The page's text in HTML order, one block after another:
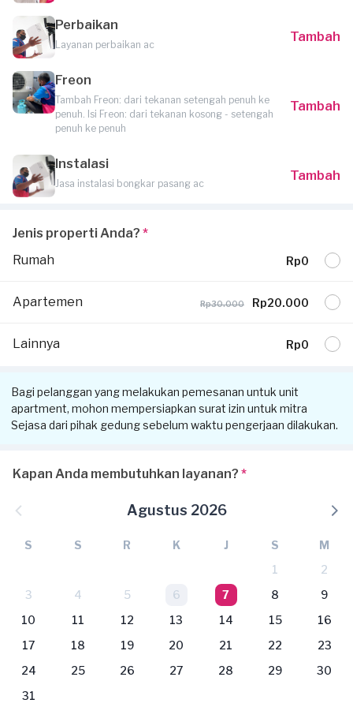
Perbaikan
Layanan perbaikan ac
Tambah
Freon
Tambah Freon: dari tekanan setengah penuh ke
penuh. Isi Freon: dari tekanan kosong - setengah
penuh ke penuh
Tambah
Instalasi
Jasa instalasi bongkar pasang ac
Tambah
Jenis properti Anda? *
Rumah
Rp0
Apartemen Rp30.000 Rp20.000
Lainnya Rp0
Bagi pelanggan yang melakukan pemesanan untuk unit
apartment, mohon mempersiapkan surat izin untuk mitra
Sejasa dari pihak gedung sebelum waktu pengerjaan dilakukan.
Kapan Anda membutuhkan layanan? *
Agustus 2026
S S R K J S
M
1
2
3
4 5 6 7 8
9
10
11 12 13 14 15
16
17
18 19 20 21 22
23
24
25 26 27 28 29
30
31